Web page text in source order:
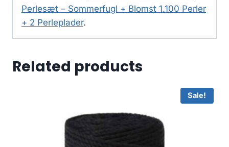
Perlesæt – Sommerfugl + Blomst 1.100 Perler
+ 2 Perleplader.
Related products
Sale!